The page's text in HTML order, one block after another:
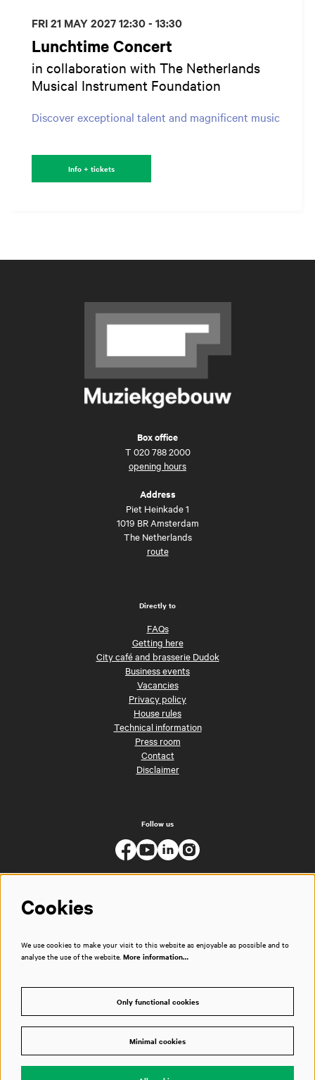
Lunchtime Concert
in collaboration with The Netherlands
Musical Instrument Foundation
Discover exceptional talent and magnificent music
FRI 21 MAY 202712:30 - 13:30
Info + tickets
Box office
T 020 788 2000
opening hours
Address
Piet Heinkade 1
1019 BR Amsterdam
The Netherlands
route
Directly to
FAQs
Getting here
City café and brasserie Dudok
Business events
Vacancies
Privacy policy
House rules
Technical information
Press room
Contact
Disclaimer
Follow us
Cookies
We use cookies to make your visit to this website as enjoyable as possible and to
analyse the use of the website. More information…
Only functional cookies
Minimal cookies